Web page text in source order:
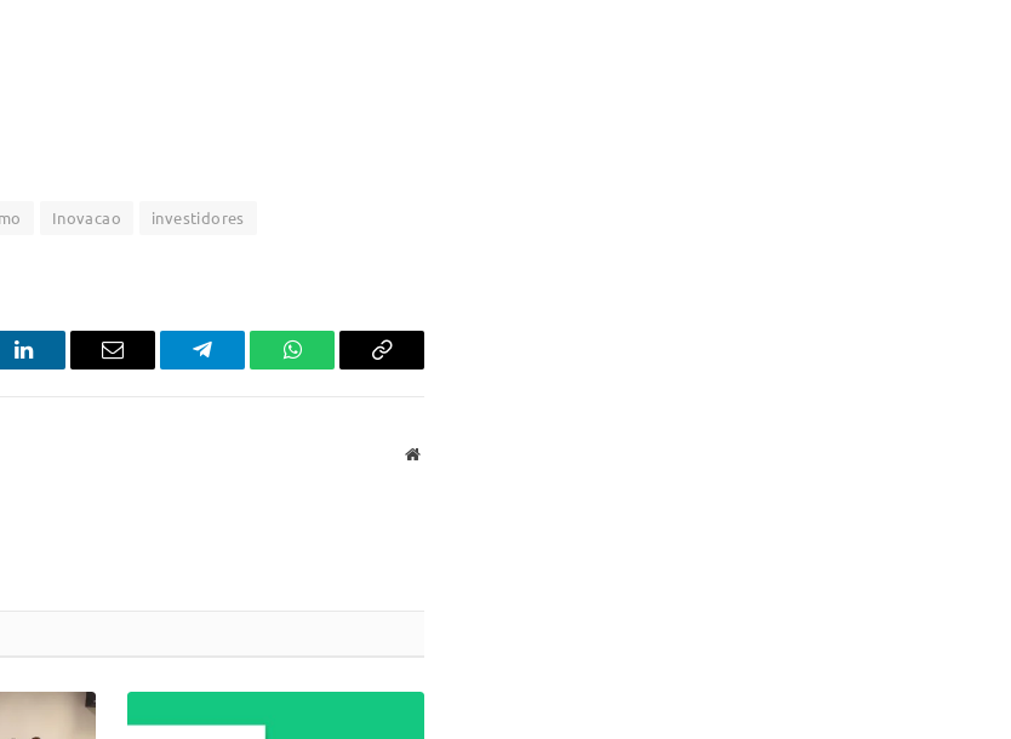
Inovacao
investidores
LinkedIn Email Telegram WhatsAppCopiar
Website